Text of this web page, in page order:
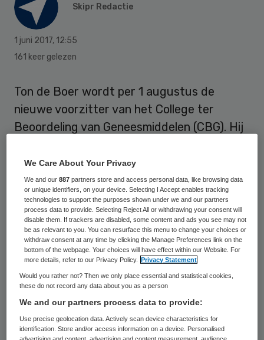
Skipr Redactie
1 juni 2017, 12:55
161 keer gelezen
Ton de Boer wordt per 1 augustus de
nieuwe voorzitter van het College ter
Beoordeling van Geneesmiddelen (CBG). Hij
Dit is tijdens de Collegevergadering van 1
juni bekendgemaakt. De nieuwe voorzitter
wordt benoemd door de minister van VWS
voor een termijn van vier jaar. Leufkes was
voorzitter sinds 2007.
Farmaceutische Wetenschappen
Ton de Boer (1955) werkte als arts-
assistent Interne Geneeskunde en
We Care About Your Privacy
We and our887 partners store and access personal data, like browsing data
or unique identifiers, on your device. Selecting I Accept enables tracking
technologies to support the purposes shown under we and our partners
process data to provide. Selecting Reject All or withdrawing your consent will
disable them. If trackers are disabled, some content and ads you see may not
be as relevant to you. You can resurface this menu to change your choices or
withdraw consent at any time by clicking the Manage Preferences link on the
bottom of the webpage. Your choices will have effect within our Website. For
more details, refer to our Privacy Policy.
Privacy Statement
Would you rather not? Then we only place essential and statistical cookies,
these do not record any data about you as a person
We and our partners process data to provide:
Use precise geolocation data. Actively scan device characteristics for
identification. Store and/or access information on a device. Personalised